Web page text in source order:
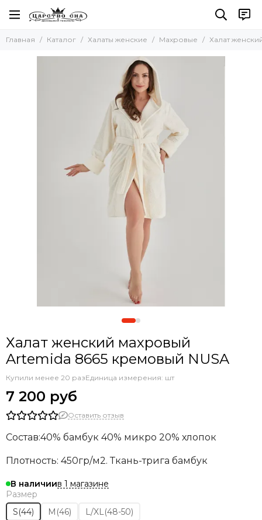
Халаты женские
Хлопковые легкие, летние
Большие размеры
Главная Каталог Халаты женские Махровые Халат
Халат женский махровый
Artemida 8665 кремовый NUSA
Купили менее 20 разЕдиница измерения: шт
7 200 руб
Оставить отзыв
Состав:40% бамбук 40% микро 20% хлопок
Плотность: 450гр/м2. Ткань-трига бамбук
В наличиив 1 магазине
Размер
S(44)
M(46) L/XL(48-50)